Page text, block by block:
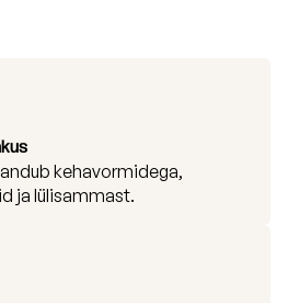
kehavormidega,
ja lülisammast.